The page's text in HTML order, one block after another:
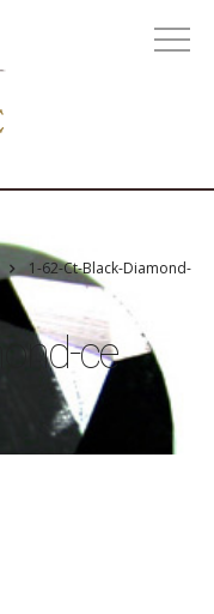
1-62-Ct-Black-Diamond-
ce